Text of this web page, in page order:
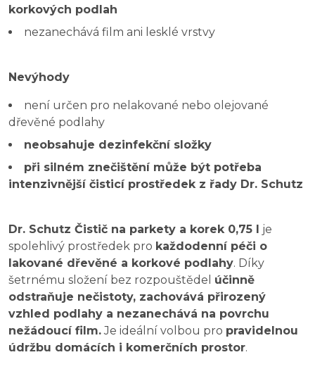
korkových podlah
nezanechává film ani lesklé vrstvy
Nevýhody
není určen pro nelakované nebo olejované
dřevěné podlahy
neobsahuje dezinfekční složky
při silném znečištění může být potřeba
intenzivnější čisticí prostředek z řady Dr. Schutz
Dr. Schutz Čistič na parkety a korek 0,75 l je
spolehlivý prostředek pro každodenní péči o
lakované dřevěné a korkové podlahy. Díky
šetrnému složení bez rozpouštědel účinně
odstraňuje nečistoty, zachovává přirozený
vzhled podlahy a nezanechává na povrchu
nežádoucí film.Je ideální volbou pro pravidelnou
údržbu domácích i komerčních prostor.